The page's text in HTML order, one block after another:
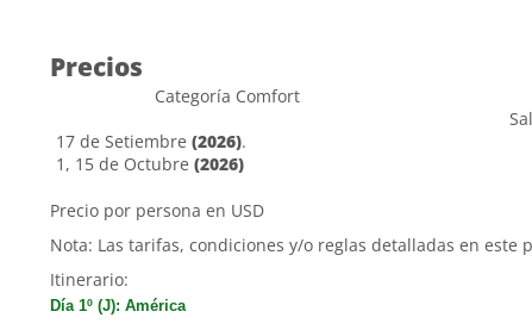
Precios
Categoría Comfort
17 de Setiembre (2026).
1, 15 de Octubre (2026)
Precio por persona en USD
Nota: Las tarifas, condiciones y/o reglas detalladas en
Itinerario:
Día 1º (J): América